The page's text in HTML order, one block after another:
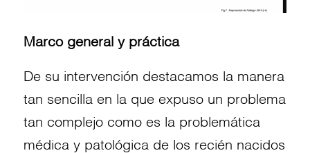
Marco general y práctica
De su intervención destacamos la manera
tan sencilla en la que expuso un problema
tan complejo como es la problemática
médica y patológica de los recién nacidos